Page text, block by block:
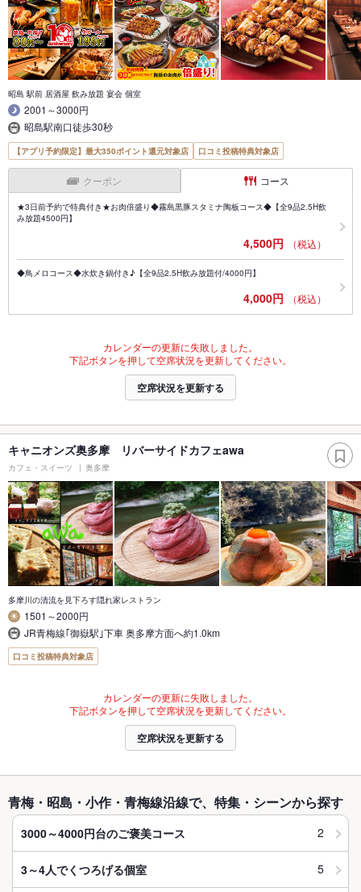
昭島 駅前 居酒屋 飲み放題 宴会 個室
2001～3000円
昭島駅南口徒歩30秒
【アプリ予約限定】最大350ポイント還元対象店 口コミ投稿特典対象店
クーポン コース
★3日前予約で特典付き★お肉倍盛り◆霧島黒豚スタミナ陶板コース◆【全9品2.5H飲
み放題4500円】
4,500円 （税込）
◆鳥メロコース◆水炊き鍋付き♪【全9品2.5H飲み放題付/4000円】
4,000円 （税込）
カレンダーの更新に失敗しました。
下記ボタンを押して空席状況を更新してください。
空席状況を更新する
キャニオンズ奥多摩 リバーサイドカフェawa
カフェ・スイーツ 奥多摩
多摩川の清流を見下ろす隠れ家レストラン
1501～2000円
JR青梅線｢御嶽駅｣下車 奥多摩方面へ約1.0km
口コミ投稿特典対象店
カレンダーの更新に失敗しました。
下記ボタンを押して空席状況を更新してください。
空席状況を更新する
青梅・昭島・小作・青梅線沿線で、特集・シーンから探す
3000～4000円台のご褒美コース 2
3～4人でくつろげる個室 5